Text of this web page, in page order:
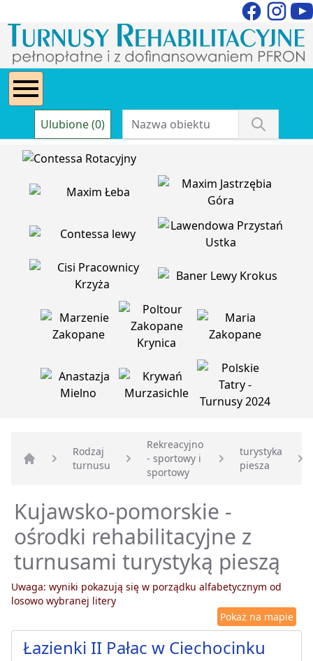
Ulubione (0)
Strona główna
Rodzaj
turnusu
Rekreacyjno
- sportowy i
sportowy
turystyka
piesza
Kujawsko-pomorskie -
ośrodki rehabilitacyjne z
turnusami turystyką pieszą
Uwaga: wyniki pokazują się w porządku alfabetycznym od
losowo wybranej litery
Pokaż na mapie
Łazienki II Pałac w Ciechocinku